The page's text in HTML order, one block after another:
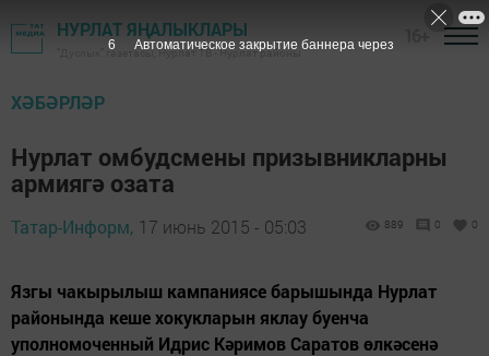
НУРЛАТ ЯҢАЛЫКЛАРЫ
"Дуслык" газетасы, Нурлат ТВ - Нурлат районы
ХӘБӘРЛӘР
Нурлат омбудсмены призывникларны
армиягә озата
Татар-Информ, 17 июнь 2015 - 05:03 889 0 0
Язгы чакырылыш кампаниясе барышында Нурлат
районында кеше хокукларын яклау буенча
уполномоченный Идрис Кәримов Саратов өлкәсенә
5 Автоматическое закрытие баннера через